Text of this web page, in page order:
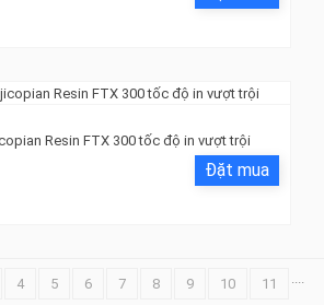
Resin FTX 300 tốc độ in vượt trội
4 5 6 7 8 9 10 11